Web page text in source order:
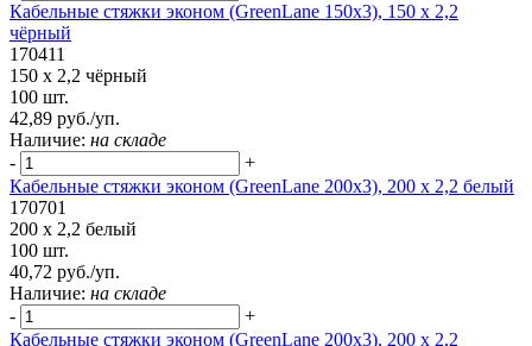
Кабельные стяжки эконом (GreenLane 150х3), 150 х 2,2
чёрный
170411
150 х 2,2 чёрный
100 шт.
42,89 руб./уп.
Наличие: на складе
-
+
Кабельные стяжки эконом (GreenLane 200х3), 200 х 2,2 белый
170701
200 х 2,2 белый
100 шт.
40,72 руб./уп.
Наличие: на складе
-
+
Кабельные стяжки эконом (GreenLane 200х3), 200 х 2,2